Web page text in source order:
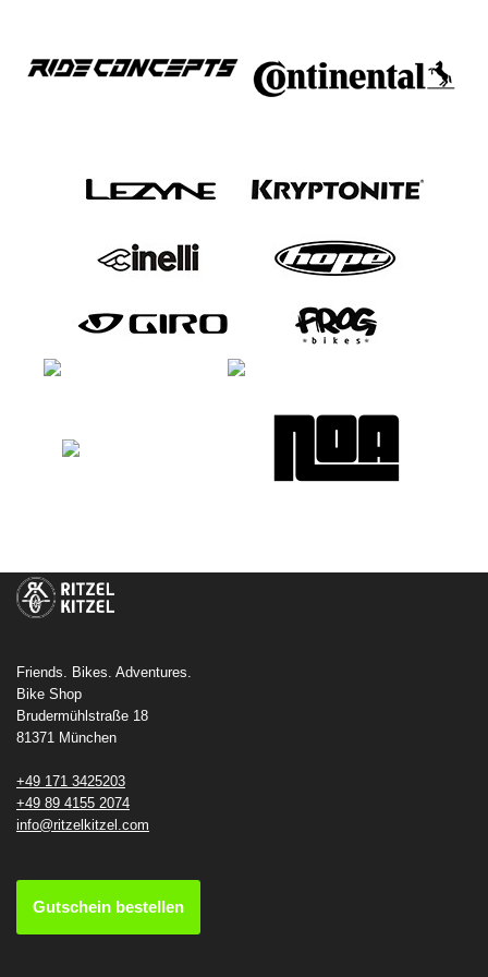
Friends. Bikes. Adventures.
Bike Shop
Brudermühlstraße 18
81371 München
+49 171 3425203
+49 89 4155 2074
info@ritzelkitzel.com
Gutschein bestellen